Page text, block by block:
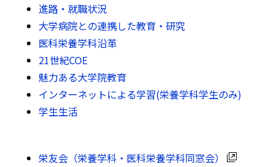
進路・就職状況
大学病院との連携した教育・研究
医科栄養学科沿革
21世紀COE
魅力ある大学院教育
インターネットによる学習(栄養学科学生のみ)
学生生活
栄友会（栄養学科・医科栄養学科同窓会）